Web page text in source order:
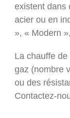
existent dans
acier ou en
», « Modern
La chauffe
gaz (nombre
ou des
Contactez-